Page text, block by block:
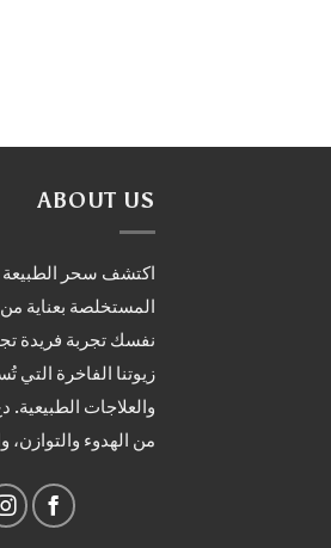
ABOUT US
اكتشف سحر الطبيعة
المستخلصة بعناية من
نفسك تجربة فريدة
زيوتنا الفاخرة
والعلاجات
من الهدوء والتوازن،